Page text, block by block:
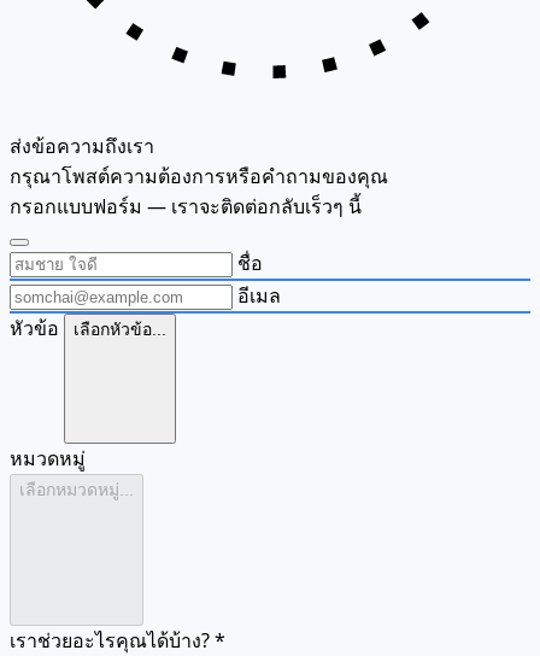
ส่งข้อความถึงเรา
กรุณาโพสต์ความต้องการหรือคำถามของคุณ
กรอกแบบฟอร์ม — เราจะติดต่อกลับเร็วๆ นี้
ชื่อ
อีเมล
หัวข้อ
เลือกหัวข้อ...
หมวดหมู่
เลือกหมวดหมู่...
เราช่วยอะไรคุณได้บ้าง?*